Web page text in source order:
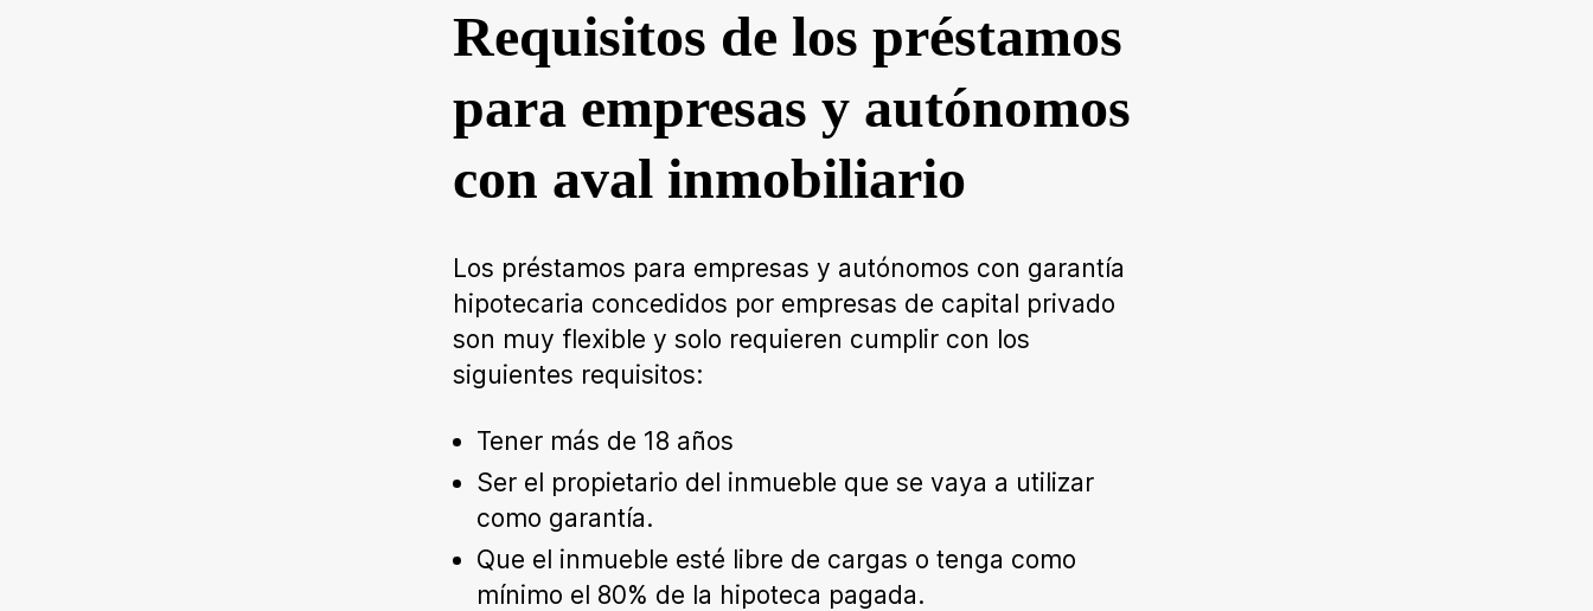
Requisitos de los préstamos
para empresas y autónomos
con aval inmobiliario
Los préstamos para empresas y autónomos con garantía
hipotecaria concedidos por empresas de capital privado
son muy flexible y solo requieren cumplir con los
siguientes requisitos:
Tener más de 18 años
Ser el propietario del inmueble que se vaya a utilizar
como garantía.
Que el inmueble esté libre de cargas o tenga como
mínimo el 80% de la hipoteca pagada.